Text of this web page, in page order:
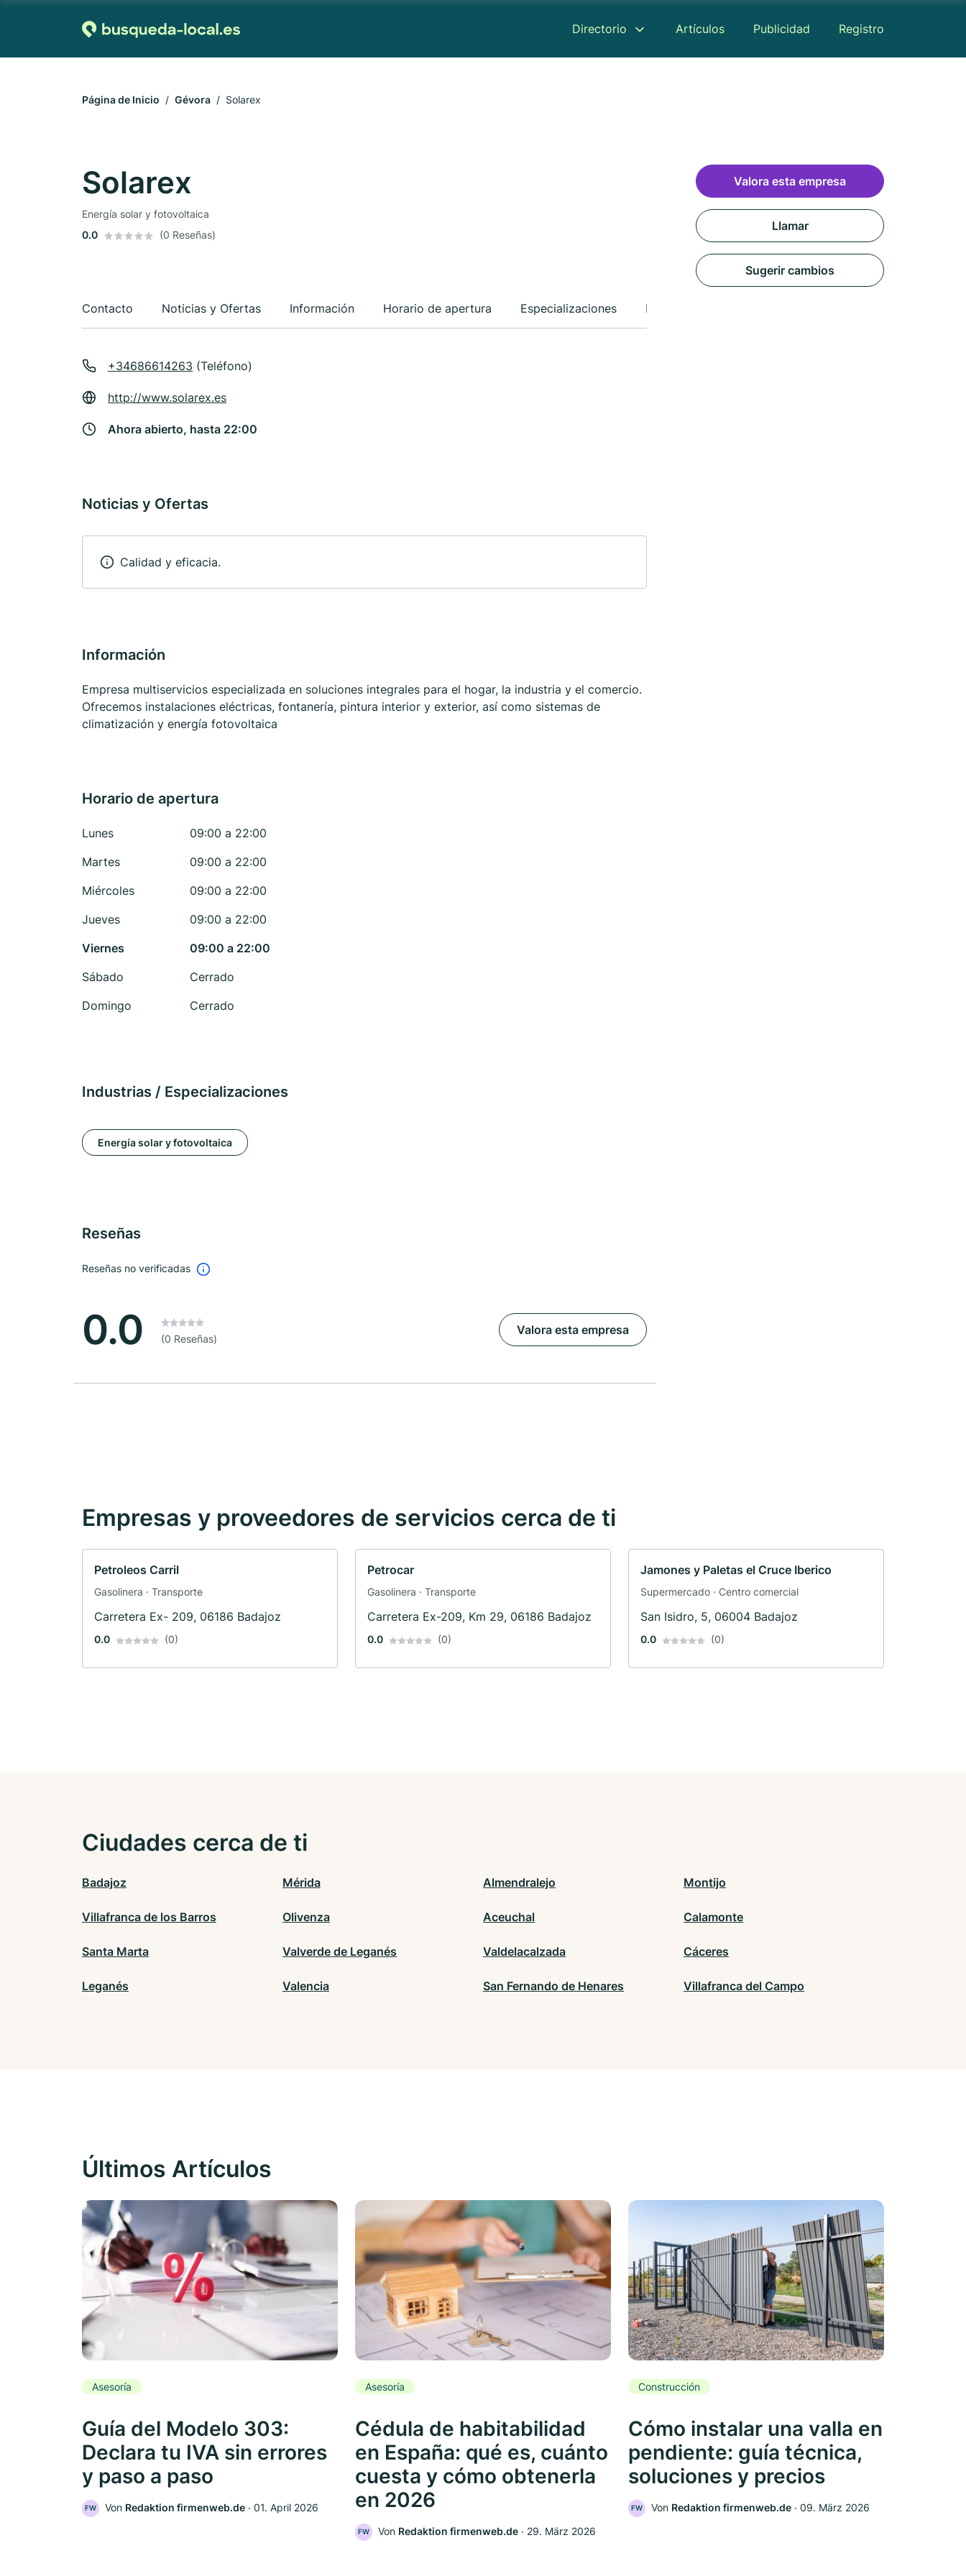
Directorio Artículos Publicidad Registro
Página de Inicio Gévora Solarex
Solarex
Energía solar y fotovoltaica
0.0
(0 Reseñas)
Contacto Noticias y Ofertas Información Horario de apertura Especializaciones Reseñas
+34686614263 (Teléfono)
http://www.solarex.es
Ahora abierto, hasta 22:00
Noticias y Ofertas
Calidad y eficacia.
Información
Empresa multiservicios especializada en soluciones integrales para el hogar, la industria y el comercio.
Ofrecemos instalaciones eléctricas, fontanería, pintura interior y exterior, así como sistemas de
climatización y energía fotovoltaica
Horario de apertura
Lunes
09:00 a 22:00
Martes
09:00 a 22:00
Miércoles
09:00 a 22:00
Jueves
09:00 a 22:00
Viernes
09:00 a 22:00
Sábado
Cerrado
Domingo
Cerrado
Industrias / Especializaciones
Energía solar y fotovoltaica
Reseñas
Reseñas no verificadas
0.0 (0 Reseñas)
Valora esta empresa
Valora esta empresa
Llamar
Sugerir cambios
Empresas y proveedores de servicios cerca de ti
Petroleos Carril
Gasolinera · Transporte
Carretera Ex- 209, 06186 Badajoz
0.0 (0)
Petrocar
Gasolinera · Transporte
Carretera Ex-209, Km 29, 06186 Badajoz
0.0 (0)
Jamones y Paletas el Cruce Iberico
Supermercado · Centro comercial
San Isidro, 5, 06004 Badajoz
0.0 (0)
Ciudades cerca de ti
Badajoz Mérida Almendralejo Montijo
Villafranca de los Barros Olivenza Aceuchal Calamonte
Santa Marta Valverde de Leganés Valdelacalzada Cáceres
Leganés Valencia San Fernando de Henares Villafranca del Campo
Últimos Artículos
Asesoría
Guía del Modelo 303:
Declara tu IVA sin errores
y paso a paso
FW Von Redaktion firmenweb.de ‧ 01. April 2026
Asesoría
Cédula de habitabilidad
en España: qué es, cuánto
cuesta y cómo obtenerla
en 2026
FW Von Redaktion firmenweb.de ‧ 29. März 2026
Construcción
Cómo instalar una valla en
pendiente: guía técnica,
soluciones y precios
FW Von Redaktion firmenweb.de ‧ 09. März 2026